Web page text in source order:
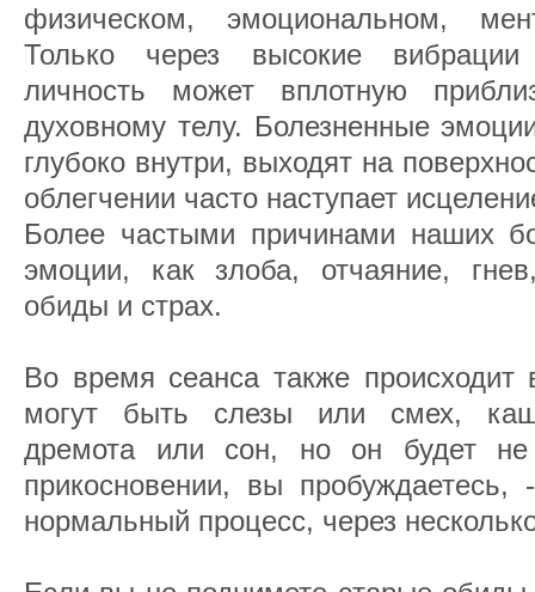
физическом, эмоциональном,
Только через высокие вибрации
личность может вплотную
духовному телу. Болезненные
глубоко внутри, выходят на
облегчении часто наступает
Более частыми причинами наших
эмоции, как злоба, отчаяние,
обиды и страх.
Во время сеанса также
могут быть слезы или смех,
дремота или сон, но он будет не
прикосновении, вы пробуждаетесь,
нормальный процесс, через